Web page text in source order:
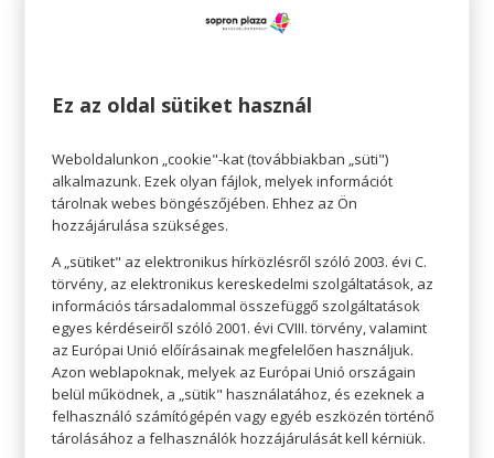
Magasított derekú nadrág
Nem véletlenül lett igazán közkedvelt a
magasított derék, kivétel nélkül minden
testalkatú nőnek jól áll. Remek alakot varázsol,
megtartja a csípő ívét, kiemeli a derekat, de
laposít a hason. A feneket is szép formájúvá
varázsolja. Magas derekú rövidnadrág egy V
Ez az oldal sütiket használ
Weboldalunkon „cookie"-kat (továbbiakban „süti")
alkalmazunk. Ezek olyan fájlok, melyek információt
tárolnak webes böngészőjében. Ehhez az Ön
hozzájárulása szükséges.
A „sütiket" az elektronikus hírközlésről szóló 2003. évi C.
törvény, az elektronikus kereskedelmi szolgáltatások, az
információs társadalommal összefüggő szolgáltatások
egyes kérdéseiről szóló 2001. évi CVIII. törvény, valamint
az Európai Unió előírásainak megfelelően használjuk.
Azon weblapoknak, melyek az Európai Unió országain
belül működnek, a „sütik" használatához, és ezeknek a
felhasználó számítógépén vagy egyéb eszközén történő
tárolásához a felhasználók hozzájárulását kell kérniük.